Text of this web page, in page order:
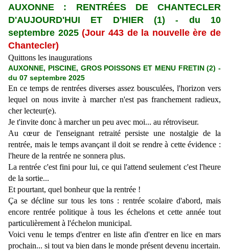
AUXONNE : RENTRÉES DE CHANTECLER
D'AUJOURD'HUI ET D'HIER (1)- du 10
septembre 2025(Jour 443 de la nouvelle ère de
Chantecler)
Quittons les inaugurations
AUXONNE, PISCINE, GROS POISSONS ET MENU FRETIN (2) -
du 07 septembre 2025
En ce temps de rentrées diverses assez bousculées, l'horizon vers
lequel on nous invite à marcher n'est pas franchement radieux,
cher lecteur(e).
Je t'invite donc à marcher un peu avec moi... au rétroviseur.
Au cœur de l'enseignant retraité persiste une nostalgie de la
rentrée, mais le temps avançant il doit se rendre à cette évidence :
l'heure de la rentrée ne sonnera plus.
La rentrée c'est fini pour lui, ce qui l'attend seulement c'est l'heure
de la sortie...
Et pourtant, quel bonheur que la rentrée !
Ça se décline sur tous les tons : rentrée scolaire d'abord, mais
encore rentrée politique à tous les échelons et cette année tout
particulièrement à l'échelon municipal.
Voici venu le temps d'entrer en liste afin d'entrer en lice en mars
prochain... si tout va bien dans le monde présent devenu incertain.